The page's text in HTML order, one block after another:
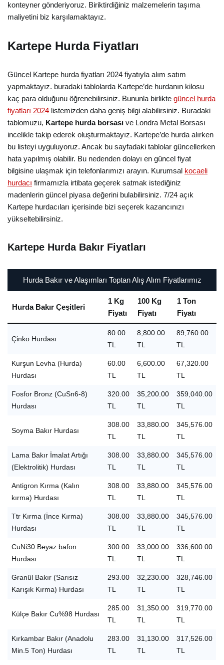
konteyner gönderiyoruz. Biriktirdiğiniz malzemelerin taşıma
maliyetini biz karşılamaktayız.
Kartepe Hurda Fiyatları
Güncel Kartepe hurda fiyatları 2024 fiyatıyla alım satım
yapmaktayız. buradaki tablolarda Kartepe’de hurdanın kilosu
kaç para olduğunu öğrenebilirsiniz. Bununla birlikte güncel hurda
fiyatları 2024 listemizden daha geniş bilgi alabilirsiniz. Buradaki
tablomuzu, Kartepe hurda borsası ve Londra Metal Borsası
incelikle takip ederek oluşturmaktayız. Kartepe’de hurda alırken
bu listeyi uyguluyoruz. Ancak bu sayfadaki tablolar güncellerken
hata yapılmış olabilir. Bu nedenden dolayı en güncel fiyat
bilgisine ulaşmak için telefonlarımızı arayın. Kurumsal kocaeli
hurdacı firmamızla irtibata geçerek satmak istediğiniz
madenlerin güncel piyasa değerini bulabilirsiniz. 7/24 açık
Kartepe hurdacıları içerisinde bizi seçerek kazancınızı
yükseltebilirsiniz.
Kartepe Hurda Bakır Fiyatları
Hurda Bakır ve Alaşımları Toptan Alış Alım Fiyatlarımız
Hurda Bakır Çeşitleri
1 Kg
Fiyatı
100 Kg
Fiyatı
1 Ton
Fiyatı
Çinko Hurdası
80.00
TL
8,800.00
TL
89,760.00
TL
Kurşun Levha (Hurda)
Hurdası
60.00
TL
6,600.00
TL
67,320.00
TL
Fosfor Bronz (CuSn6-8)
Hurdası
320.00
TL
35,200.00
TL
359,040.00
TL
Soyma Bakır Hurdası
308.00
TL
33,880.00
TL
345,576.00
TL
Lama Bakır İmalat Artığı
(Elektrolitik) Hurdası
308.00
TL
33,880.00
TL
345,576.00
TL
Antigron Kırma (Kalın
kırma) Hurdası
308.00
TL
33,880.00
TL
345,576.00
TL
Ttr Kırma (İnce Kırma)
Hurdası
308.00
TL
33,880.00
TL
345,576.00
TL
CuNi30 Beyaz bafon
Hurdası
300.00
TL
33,000.00
TL
336,600.00
TL
Granül Bakır (Sarısız
Karışık Kırma) Hurdası
293.00
TL
32,230.00
TL
328,746.00
TL
Külçe Bakır Cu%98 Hurdası
285.00
TL
31,350.00
TL
319,770.00
TL
Kırkambar Bakır (Anadolu
Min.5 Ton) Hurdası
283.00
TL
31,130.00
TL
317,526.00
TL